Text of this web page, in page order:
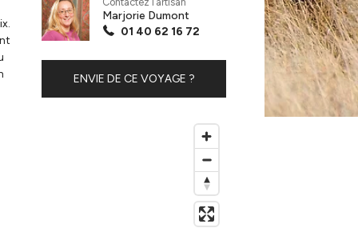
Marjorie Dumont
01 40 62 16 72
ENVIE DE CE VOYAGE ?